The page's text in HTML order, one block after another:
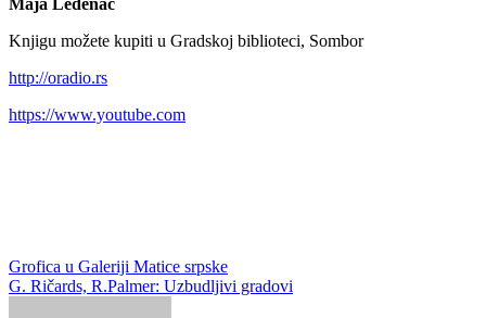
Maja Leđenac
Knjigu možete kupiti u Gradskoj biblioteci, Sombor
http://oradio.rs
https://www.youtube.com
Кретање
чланка
Grofica u Galeriji Matice srpske
G. Ričards, R.Palmer: Uzbudljivi gradovi